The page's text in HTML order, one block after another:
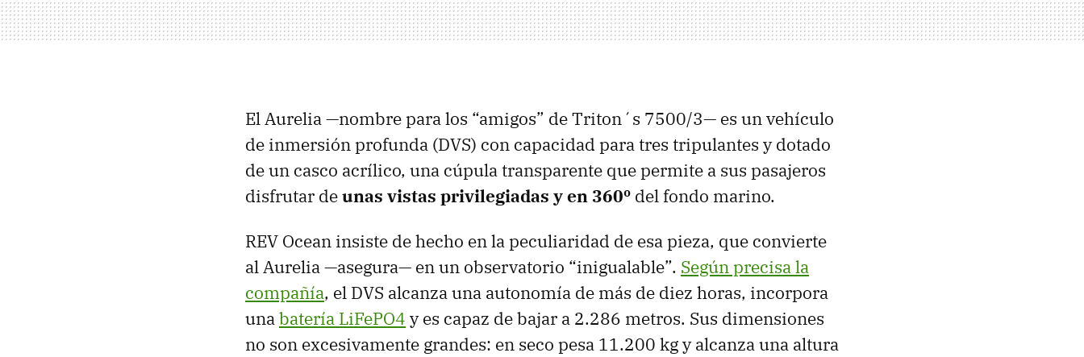
El Aurelia —nombre para los “amigos” de Triton´s 7500/3— es un vehículo
de inmersión profunda (DVS) con capacidad para tres tripulantes y dotado
de un casco acrílico, una cúpula transparente que permite a sus pasajeros
disfrutar deunas vistas privilegiadas y en 360º del fondo marino.
REV Ocean insiste de hecho en la peculiaridad de esa pieza, que convierte
al Aurelia —asegura— en un observatorio “inigualable”. Según precisa la
compañía, el DVS alcanza una autonomía de más de diez horas, incorpora
unabatería LiFePO4 y es capaz de bajar a 2.286 metros. Sus dimensiones
no son excesivamente grandes: en seco pesa 11.200 kg y alcanza una altura